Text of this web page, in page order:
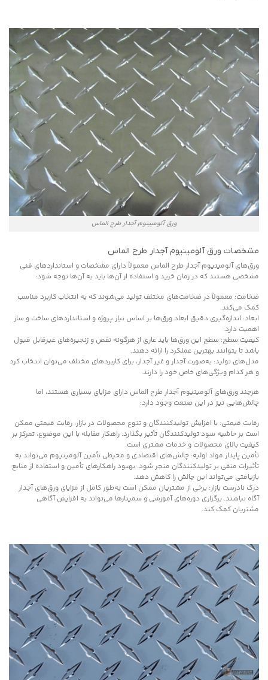
ورق آلومیینوم آجدار طرح الماس
مشخصات ورق آلومینیوم آجدار طرح الماس
ورق‌های آلومینیوم آجدار طرح الماس معمولاً دارای مشخصات و استانداردهای فنی
مشخصی هستند که در زمان خرید و استفاده از آن‌ها باید به آن‌ها توجه شود:
ضخامت: معمولاً در ضخامت‌های مختلف تولید می‌شوند که به انتخاب کاربرد مناسب
کمک می‌کند.
ابعاد: اندازه‌گیری دقیق ابعاد ورق‌ها بر اساس نیاز پروژه و استانداردهای ساخت و ساز
اهمیت دارد.
کیفیت سطح: سطح این ورق‌ها باید عاری از هرگونه نقص و زنجیره‌های غیرقابل قبول
باشد تا بتوانند بهترین عملکرد را ارائه دهند.
مدل‌های تولید: به‌صورت آجدار و غیر آجدار، برای کاربردهای مختلف می‌توان انتخاب کرد
و هر کدام ویژگی‌های خاص خود را دارند.
هرچند ورق‌های آلومینیوم آجدار طرح الماس دارای مزایای بسیاری هستند، اما
چالش‌هایی نیز در این صنعت وجود دارد:
رقابت قیمتی: با افزایش تولیدکنندگان و تنوع محصولات در بازار، رقابت قیمتی ممکن
است بر حاشیه سود تولیدکنندگان تأثیر بگذارد. راهکار مقابله با این موضوع، تمرکز بر
کیفیت بالای محصولات و خدمات مشتری است.
تأمین پایدار مواد اولیه: چالش‌های اقتصادی و محیطی تأمین آلومینیوم می‌تواند به
تأثیرات منفی بر تولیدکنندگان منجر شود. بهبود راهکارهای تأمین و استفاده از منابع
بازیافتی می‌تواند این چالش را کاهش دهد.
درک نادرست بازار: برخی از مشتریان ممکن است به‌طور کامل از مزایای ورق‌های آجدار
آگاه نباشند. برگزاری دوره‌های آموزشی و سمینارها می‌تواند به افزایش آگاهی
مشتریان کمک کند.